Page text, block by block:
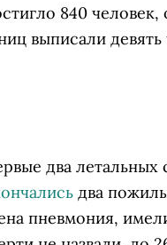
840 человек,
выписали девять
два летальных
два
пневмония,